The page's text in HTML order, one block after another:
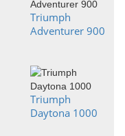
Triumph
Adventurer 900
Triumph
Daytona 1000